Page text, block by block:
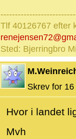
Tlf 40126767 efter
Sted: Bjerringbro
Skrev for
Hvor i landet
Mvh